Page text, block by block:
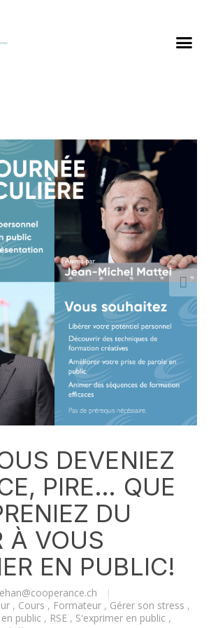
DEVENIEZ
PIRE… QUE
DU
À VOUS
EN PUBLIC!
|
, Cours , Formateur , Gérer son stress ,
public , RSE , S'exprimer en public ,